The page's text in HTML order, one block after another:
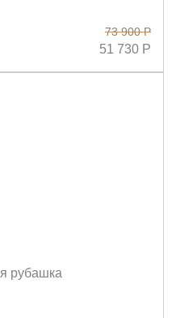
73 900 Р
51 730 Р